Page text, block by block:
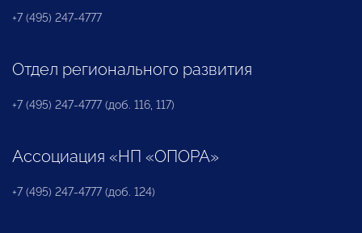
+7 (495) 247-4777
Отдел регионального развития
+7 (495) 247-4777 (доб. 116, 117)
Ассоциация «НП «ОПОРА»
+7 (495) 247-4777 (доб. 124)